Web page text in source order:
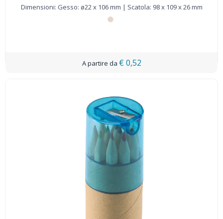
Dimensioni: Gesso: ø22 x 106 mm | Scatola: 98 x 109 x 26 mm
€ 0,52